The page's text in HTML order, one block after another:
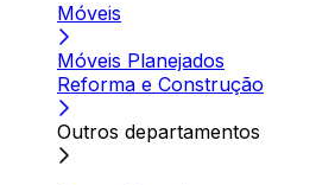
Móveis
Móveis Planejados
Reforma e Construção
Outros departamentos